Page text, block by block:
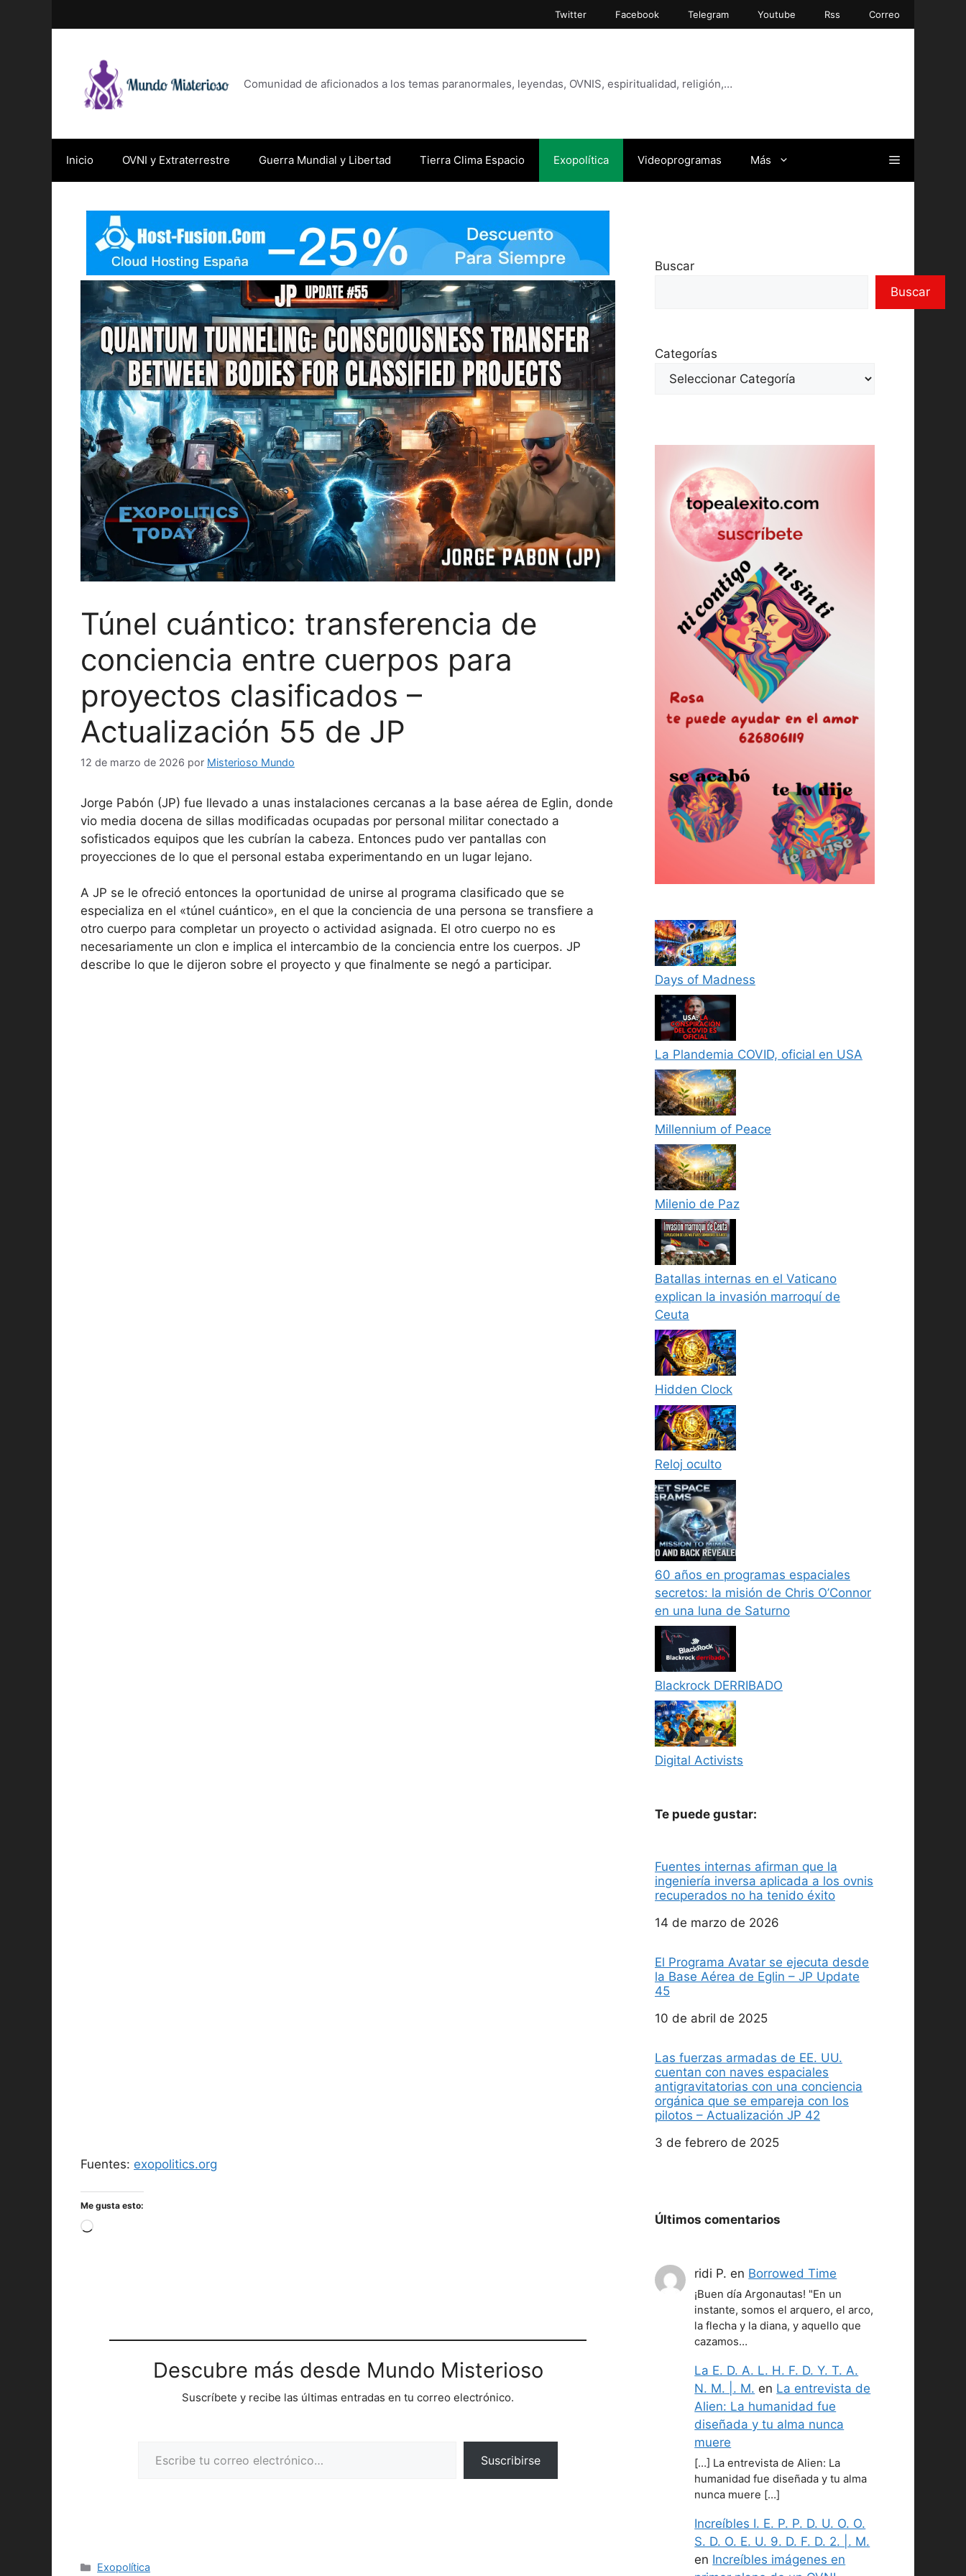
Twitter Facebook Telegram Youtube Rss Correo
Comunidad de aficionados a los temas paranormales, leyendas, OVNIS, espiritualidad, religión,…
Inicio OVNI y Extraterrestre Guerra Mundial y Libertad Tierra Clima Espacio Exopolítica Videoprogramas Más
Túnel cuántico: transferencia de
conciencia entre cuerpos para
proyectos clasificados –
Actualización 55 de JP
12 de marzo de 2026 por Misterioso Mundo
Jorge Pabón (JP) fue llevado a unas instalaciones cercanas a la base aérea de Eglin, donde
vio media docena de sillas modificadas ocupadas por personal militar conectado a
sofisticados equipos que les cubrían la cabeza. Entonces pudo ver pantallas con
proyecciones de lo que el personal estaba experimentando en un lugar lejano.
A JP se le ofreció entonces la oportunidad de unirse al programa clasificado que se
especializa en el «túnel cuántico», en el que la conciencia de una persona se transfiere a
otro cuerpo para completar un proyecto o actividad asignada. El otro cuerpo no es
necesariamente un clon e implica el intercambio de la conciencia entre los cuerpos. JP
describe lo que le dijeron sobre el proyecto y que finalmente se negó a participar.
Fuentes: exopolitics.org
Me gusta esto:
Cargando...
Descubre más desde Mundo Misterioso
Suscríbete y recibe las últimas entradas en tu correo electrónico.
Suscribirse
Categorías
Exopolítica
Buscar
Buscar
Categorías
Days of Madness
La Plandemia COVID, oficial en USA
Millennium of Peace
Milenio de Paz
Batallas internas en el Vaticano
explican la invasión marroquí de
Ceuta
Hidden Clock
Reloj oculto
60 años en programas espaciales
secretos: la misión de Chris O’Connor
en una luna de Saturno
Blackrock DERRIBADO
Digital Activists
Te puede gustar:
Fuentes internas afirman que la
ingeniería inversa aplicada a los ovnis
recuperados no ha tenido éxito
Fecha
14 de marzo de 2026
El Programa Avatar se ejecuta desde
la Base Aérea de Eglin – JP Update
45
Fecha
10 de abril de 2025
Las fuerzas armadas de EE. UU.
cuentan con naves espaciales
antigravitatorias con una conciencia
orgánica que se empareja con los
pilotos – Actualización JP 42
Fecha
3 de febrero de 2025
Últimos comentarios
ridi P. en Borrowed Time
¡Buen día Argonautas! "En un
instante, somos el arquero, el arco,
la flecha y la diana, y aquello que
cazamos…
La E. D. A. L. H. F. D. Y. T. A.
N. M. |. M. en La entrevista de
Alien: La humanidad fue
diseñada y tu alma nunca
muere
[…] La entrevista de Alien: La
humanidad fue diseñada y tu alma
nunca muere […]
Increíbles I. E. P. P. D. U. O. O.
S. D. O. E. U. 9. D. F. D. 2. |. M.
en Increíbles imágenes en